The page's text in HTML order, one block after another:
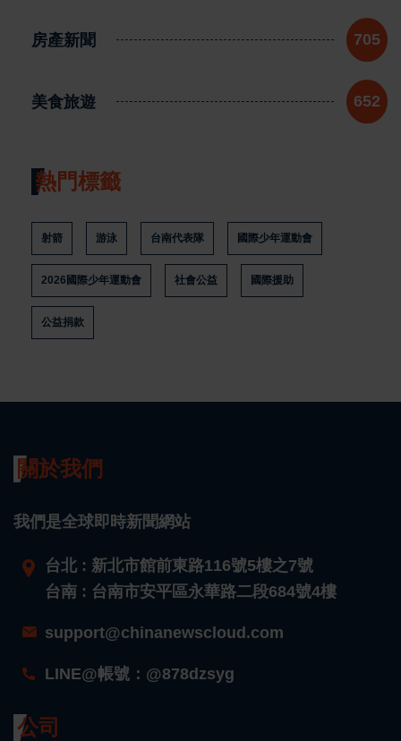
房產新聞 705
美食旅遊 652
熱門標籤
射箭 游泳 台南代表隊 國際少年運動會
2026國際少年運動會 社會公益 國際援助
公益捐款
關於我們
我們是全球即時新聞網站
台北 : 新北市館前東路116號5樓之7號
台南 : 台南市安平區永華路二段684號4樓
support@chinanewscloud.com
LINE@帳號：@878dzsyg
公司